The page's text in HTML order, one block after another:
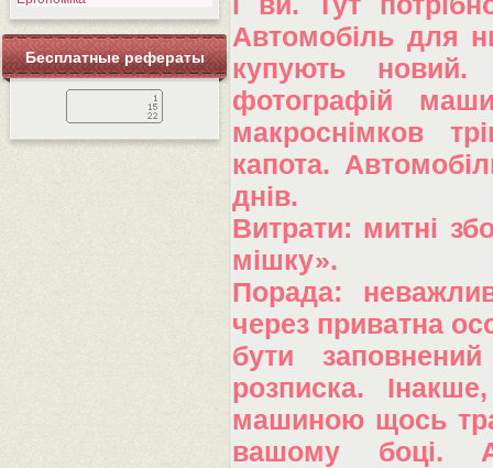
Бесплатные рефераты
Автомобіль для
купують новий.
фотографій
макроснімков
капота.
днів.
Витрати: митні
мішку».
Порада:
через приватна
бути
розписка.
машиною щось
вашому боці.